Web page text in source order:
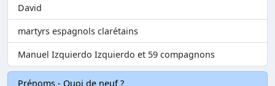
David
martyrs espagnols clarétains
Manuel Izquierdo Izquierdo et 59 compagnons
Prénoms - Quoi de neuf ?